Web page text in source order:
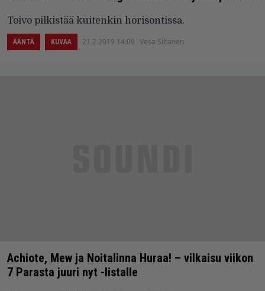
Toivo pilkistää kuitenkin horisontissa.
ÄÄNTÄ KUVAA 21.2.2019 14:09 Vesa Siltanen
Achiote, Mew ja Noitalinna Huraa! – vilkaisu viikon
7 Parasta juuri nyt -listalle